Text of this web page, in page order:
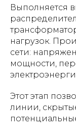
Выполняется
нагрузок.
сети:
мощности,
Этот этап
линии,